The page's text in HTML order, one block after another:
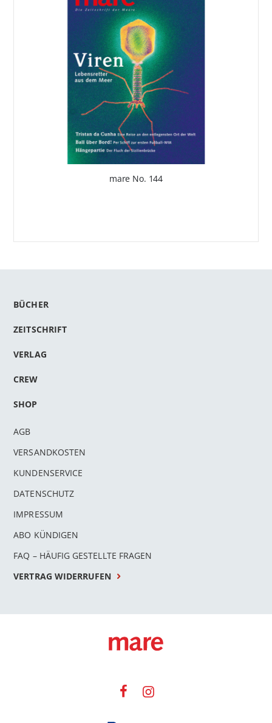
mare No. 144
BÜCHER
ZEITSCHRIFT
VERLAG
CREW
SHOP
AGB
VERSANDKOSTEN
KUNDENSERVICE
DATENSCHUTZ
IMPRESSUM
ABO KÜNDIGEN
FAQ – HÄUFIG GESTELLTE FRAGEN
VERTRAG WIDERRUFEN